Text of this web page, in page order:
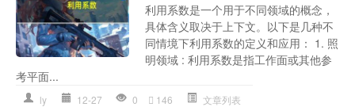
利用系数是一个用于不同领域的概念，
具体含义取决于上下文。以下是几种不
同情境下利用系数的定义和应用： 1. 照
明领域 : 利用系数是指工作面或其他参
考平面...
ly 12-27 0 146 文章列表